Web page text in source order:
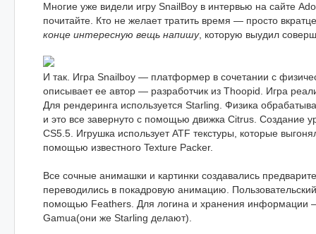
Многие уже видели игру SnailBoy в интервью на сайте
почитайте. Кто не желает тратить время — просто
конце интересную вещь напишу, которую выудил
И так. Игра Snailboy — платформер в сочетании с
описывает ее автор — разработчик из Thoopid. Игра
Для рендеринга используется Starling. Физика
и это все завернуто с помощью движка Citrus. Создание
CS5.5. Игрушка использует ATF текстуры, которые
помощью известного Texture Packer.
Все сочные анимашки и картинки создавались
переводились в покадровую анимацию.
помощью Feathers. Для логина и хранения информации
Gamua(они же Starling делают).